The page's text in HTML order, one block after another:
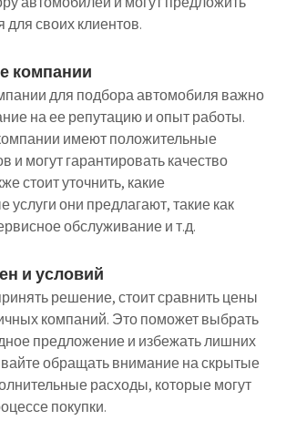
своих клиентов.
компании
для подбора автомобиля важно
на ее репутацию и опыт работы.
имеют положительные
и могут гарантировать качество
стоит уточнить, какие
услуги они предлагают, такие как
обслуживание и т.д.
и условий
решение, стоит сравнить цены
компаний. Это поможет выбрать
предложение и избежать лишних
обращать внимание на скрытые
расходы, которые могут
покупки.